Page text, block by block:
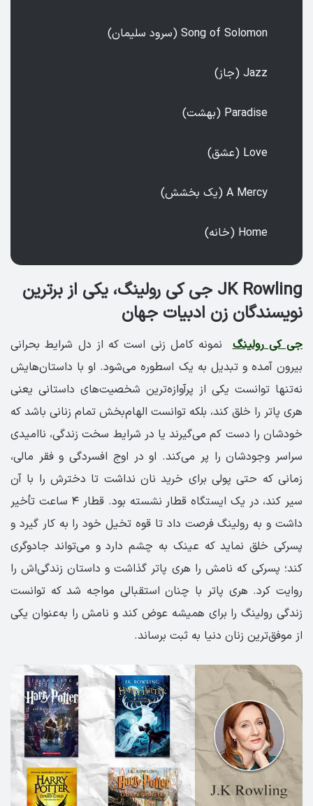
Song of Solomon (سرود سلیمان)
Jazz (جاز)
Paradise (بهشت)
Love (عشق)
A Mercy (یک بخشش)
Home (خانه)
JK Rowling جی کی رولینگ، یکی از برترین
نویسندگان زن ادبیات جهان
جی کی رولینگنمونه کامل زنی است که از دل شرایط بحرانی
بیرون آمده و تبدیل به یک اسطوره می‌شود. او با داستان‌هایش
نه‌تنها توانست یکی از پرآوازه‌ترین شخصیت‌های داستانی یعنی
هری‌ پاتر را خلق کند، بلکه توانست الهام‌بخش تمام زنانی باشد که
خودشان را دست کم می‌گیرند یا در شرایط سخت زندگی، ناامیدی
سراسر وجودشان را پر می‌کند. او در اوج افسردگی و فقر مالی،
زمانی که حتی پولی برای خرید نان نداشت تا دخترش را با آن
سیر کند، در یک ایستگاه قطار نشسته بود. قطار ۴ ‌ساعت تأخیر
داشت و به رولینگ فرصت داد تا قوه تخیل خود را به کار گیرد و
پسرکی خلق نماید که عینک به چشم دارد و می‌تواند جادوگری
کند؛ پسرکی که نامش را هری پاتر گذاشت و داستان زندگی‌اش را
روایت کرد. هری پاتر با چنان استقبالی مواجه شد که توانست
زندگی رولینگ را برای همیشه عوض کند و نامش را به‌عنوان یکی
از موفق‌ترین زنان دنیا به ثبت برساند.